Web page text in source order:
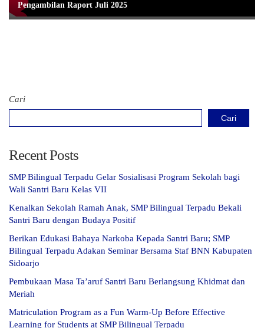
Pengambilan Raport Juli 2025
Cari
Cari
Recent Posts
SMP Bilingual Terpadu Gelar Sosialisasi Program Sekolah bagi
Wali Santri Baru Kelas VII
Kenalkan Sekolah Ramah Anak, SMP Bilingual Terpadu Bekali
Santri Baru dengan Budaya Positif
Berikan Edukasi Bahaya Narkoba Kepada Santri Baru; SMP
Bilingual Terpadu Adakan Seminar Bersama Staf BNN Kabupaten
Sidoarjo
Pembukaan Masa Ta’aruf Santri Baru Berlangsung Khidmat dan
Meriah
Matriculation Program as a Fun Warm-Up Before Effective
Learning for Students at SMP Bilingual Terpadu